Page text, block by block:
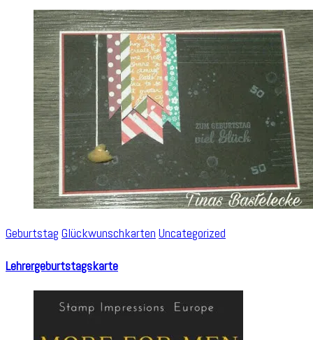
Geburtstag Glückwunschkarten Uncategorized
Lehrergeburtstagskarte